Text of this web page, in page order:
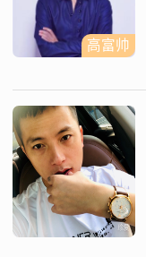
高富帅